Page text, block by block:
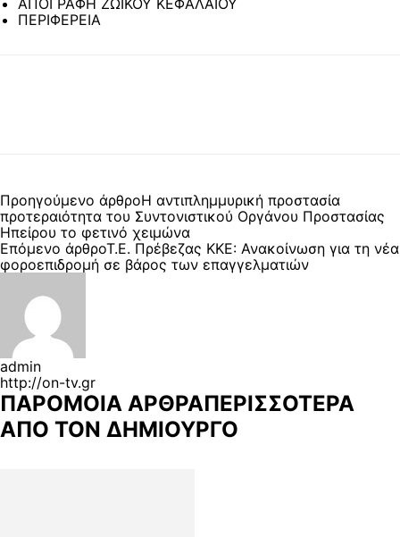
ΑΠΟΓΡΑΦΗ ΖΩΙΚΟΥ ΚΕΦΑΛΑΙΟΥ
ΠΕΡΙΦΕΡΕΙΑ
Προηγούμενο άρθροΗ αντιπλημμυρική προστασία
προτεραιότητα του Συντονιστικού Οργάνου Προστασίας
Ηπείρου το φετινό χειμώνα
Επόμενο άρθροΤ.Ε. Πρέβεζας ΚΚΕ: Ανακοίνωση για τη νέα
φοροεπιδρομή σε βάρος των επαγγελματιών
admin
http://on-tv.gr
ΠΑΡΟΜΟΙΑ ΑΡΘΡΑΠΕΡΙΣΣΟΤΕΡΑ
ΑΠΟ ΤΟΝ ΔΗΜΙΟΥΡΓΟ